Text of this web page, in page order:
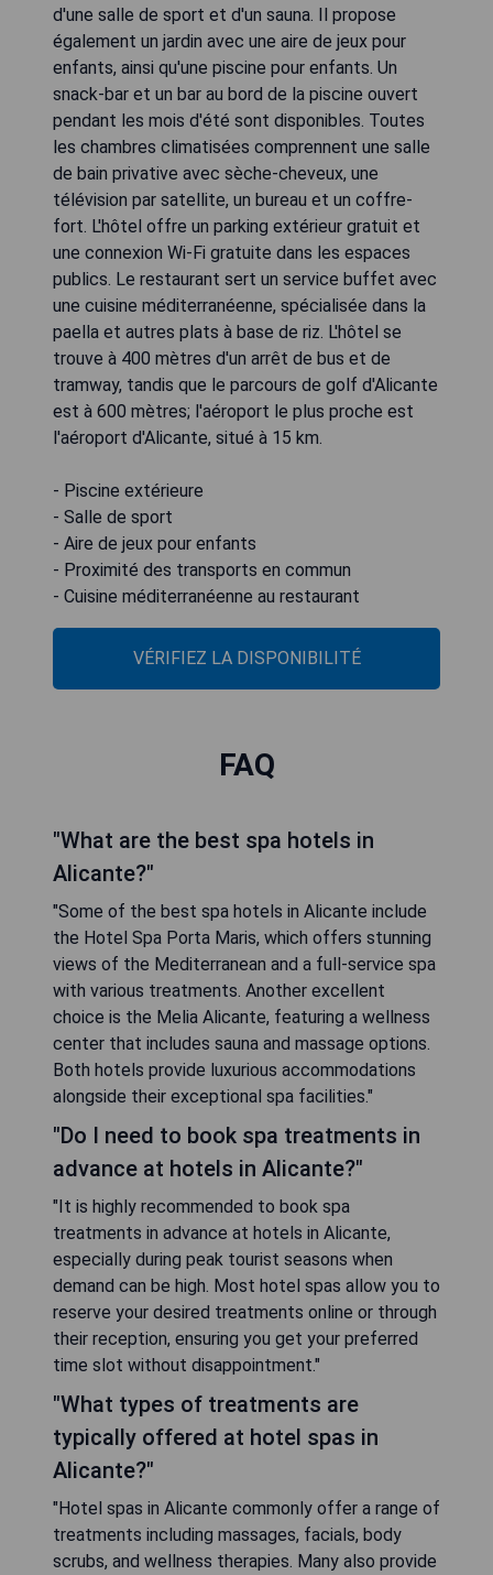
d'une salle de sport et d'un sauna. Il propose
également un jardin avec une aire de jeux pour
enfants, ainsi qu'une piscine pour enfants. Un
snack-bar et un bar au bord de la piscine ouvert
pendant les mois d'été sont disponibles. Toutes
les chambres climatisées comprennent une salle
de bain privative avec sèche-cheveux, une
télévision par satellite, un bureau et un coffre-
fort. L'hôtel offre un parking extérieur gratuit et
une connexion Wi-Fi gratuite dans les espaces
publics. Le restaurant sert un service buffet avec
une cuisine méditerranéenne, spécialisée dans la
paella et autres plats à base de riz. L'hôtel se
trouve à 400 mètres d'un arrêt de bus et de
tramway, tandis que le parcours de golf d'Alicante
est à 600 mètres; l'aéroport le plus proche est
l'aéroport d'Alicante, situé à 15 km.
- Piscine extérieure
- Salle de sport
- Aire de jeux pour enfants
- Proximité des transports en commun
- Cuisine méditerranéenne au restaurant
VÉRIFIEZ LA DISPONIBILITÉ
FAQ
"What are the best spa hotels in
Alicante?"
"Some of the best spa hotels in Alicante include
the Hotel Spa Porta Maris, which offers stunning
views of the Mediterranean and a full-service spa
with various treatments. Another excellent
choice is the Melia Alicante, featuring a wellness
center that includes sauna and massage options.
Both hotels provide luxurious accommodations
alongside their exceptional spa facilities."
"Do I need to book spa treatments in
advance at hotels in Alicante?"
"It is highly recommended to book spa
treatments in advance at hotels in Alicante,
especially during peak tourist seasons when
demand can be high. Most hotel spas allow you to
reserve your desired treatments online or through
their reception, ensuring you get your preferred
time slot without disappointment."
"What types of treatments are
typically offered at hotel spas in
Alicante?"
"Hotel spas in Alicante commonly offer a range of
treatments including massages, facials, body
scrubs, and wellness therapies. Many also provide